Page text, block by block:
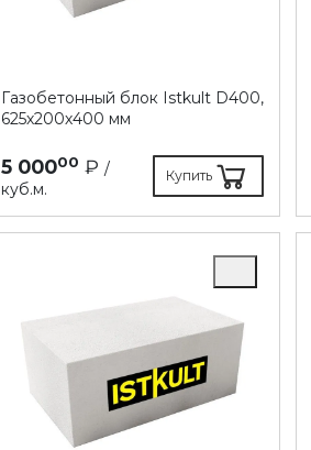
Газобетонный блок Istkult D400,
625х200х400 мм
5 00000 ₽ /
куб.м.
Купить